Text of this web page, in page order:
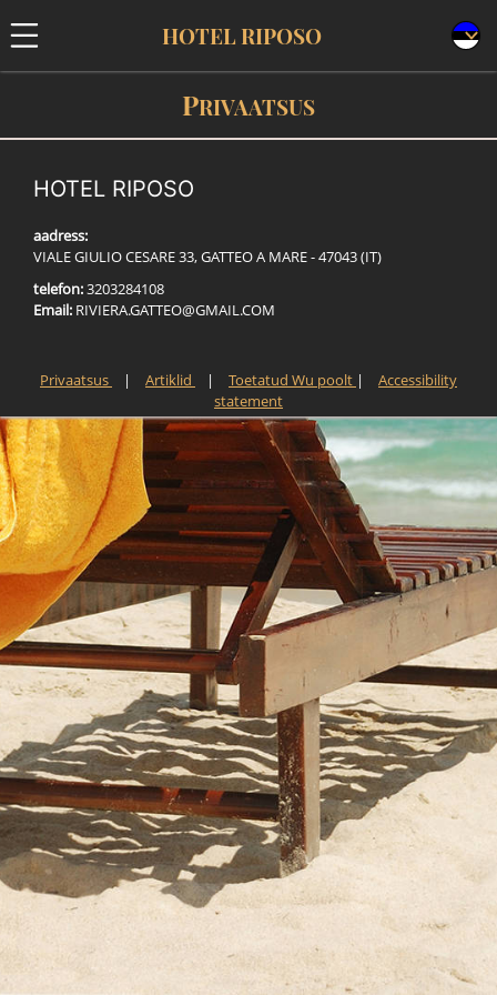
HOTEL RIPOSO
PRIVAATSUS
HOTEL RIPOSO
aadress:
VIALE GIULIO CESARE 33, GATTEO A MARE - 47043 (IT)
telefon:3203284108
Email: RIVIERA.GATTEO@GMAIL.COM
Privaatsus | Artiklid | Toetatud Wu poolt |
Accessibility
statement